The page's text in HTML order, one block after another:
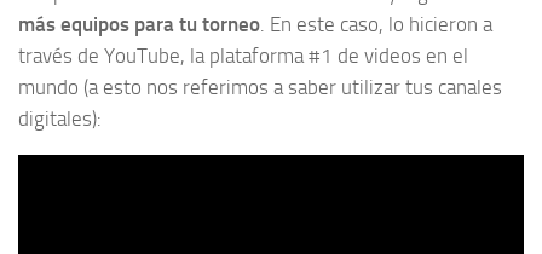
más equipos para tu torneo. En este caso, lo hicieron a
través de YouTube, la plataforma #1 de videos en el
mundo (a esto nos referimos a saber utilizar tus canales
digitales):